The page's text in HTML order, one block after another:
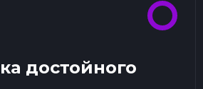
достойного